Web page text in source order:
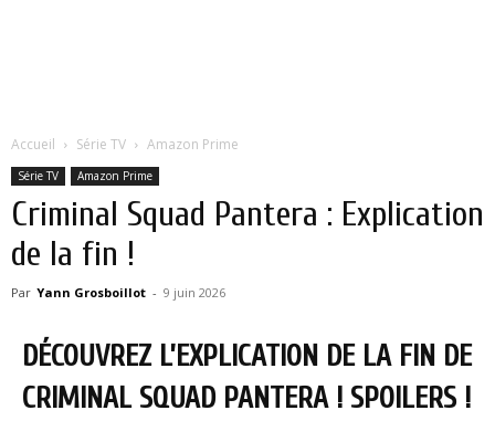
Accueil Série TV Amazon Prime
Série TV Amazon Prime
Criminal Squad Pantera : Explication
de la fin !
Par Yann Grosboillot - 9 juin 2026
DÉCOUVREZ L’EXPLICATION DE LA FIN DE
CRIMINAL SQUAD PANTERA ! SPOILERS !